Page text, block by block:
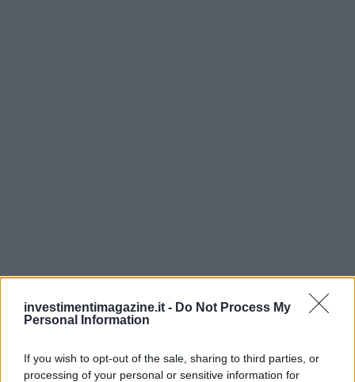
investimentimagazine.it - Do Not Process My
Personal Information
If you wish to opt-out of the sale, sharing to third parties, or
processing of your personal or sensitive information for
NEWS